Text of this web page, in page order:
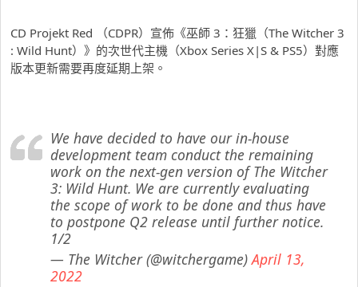
CD Projekt Red （CDPR）宣佈《巫師 3：狂獵（The Witcher 3
: Wild Hunt）》的次世代主機（Xbox Series X|S & PS5）對應
版本更新需要再度延期上架。
We have decided to have our in-house
development team conduct the remaining
work on the next-gen version of The Witcher
3: Wild Hunt. We are currently evaluating
the scope of work to be done and thus have
to postpone Q2 release until further notice.
1/2
— The Witcher (@witchergame)April 13,
2022